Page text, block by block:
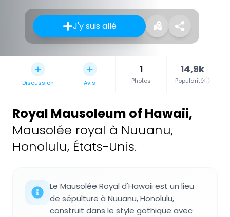
J'y suis allé
Discussion Avis
1
Photos
14,9k
Popularité
Royal Mausoleum of Hawaii,
Mausolée royal à Nuuanu,
Honolulu, États-Unis.
Le Mausolée Royal d'Hawaii est un lieu
de sépulture à Nuuanu, Honolulu,
construit dans le style gothique avec